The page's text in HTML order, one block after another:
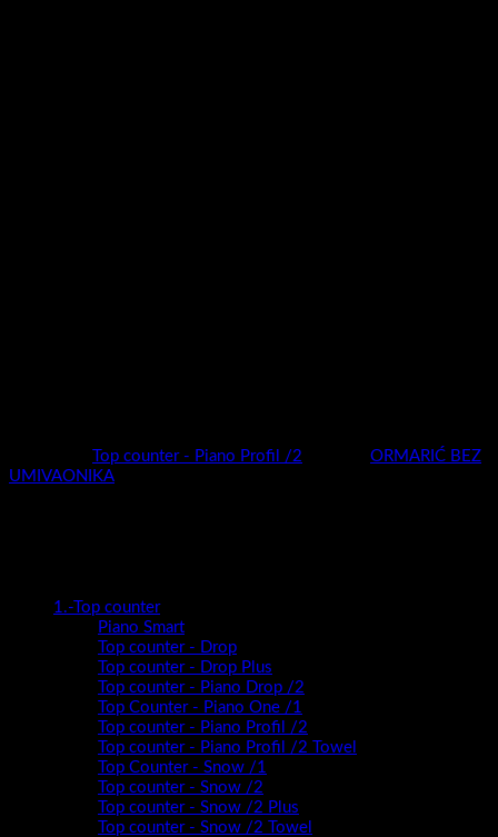
Top counter - Piano Profil /2
ORMARIĆ BEZ
UMIVAONIKA
1.-Top counter
Piano Smart
Top counter - Drop
Top counter - Drop Plus
Top counter - Piano Drop /2
Top Counter - Piano One /1
Top counter - Piano Profil /2
Top counter - Piano Profil /2 Towel
Top Counter - Snow /1
Top counter - Snow /2
Top counter - Snow /2 Plus
Top counter - Snow /2 Towel